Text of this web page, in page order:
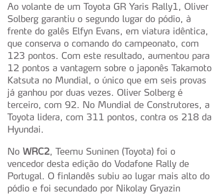
Ao volante de um Toyota GR Yaris Rally1, Oliver
Solberg garantiu o segundo lugar do pódio, à
frente do galês Elfyn Evans, em viatura idêntica,
que conserva o comando do campeonato, com
123 pontos. Com este resultado, aumentou para
12 pontos a vantagem sobre o japonês Takamoto
Katsuta no Mundial, o único que em seis provas
já ganhou por duas vezes. Oliver Solberg é
terceiro, com 92. No Mundial de Construtores, a
Toyota lidera, com 311 pontos, contra os 218 da
Hyundai.
No WRC2, Teemu Suninen (Toyota) foi o
vencedor desta edição do Vodafone Rally de
Portugal. O finlandês subiu ao lugar mais alto do
pódio e foi secundado por Nikolay Gryazin